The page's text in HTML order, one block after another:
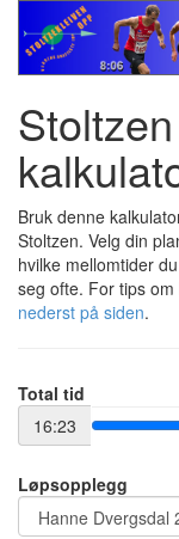
Bruk denne
Stoltzen. Velg din
hvilke mellomtider
seg ofte. For tips
nederst på siden.
Total tid
16:23
Løpsopplegg